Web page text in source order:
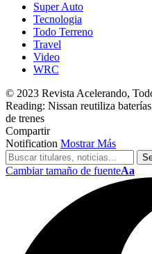
Super Auto
Tecnologia
Todo Terreno
Travel
Video
WRC
© 2023 Revista Acelerando,
Reading: Nissan reutiliza
de trenes
Compartir
Notification Mostrar Más
Cambiar tamaño de fuenteAa